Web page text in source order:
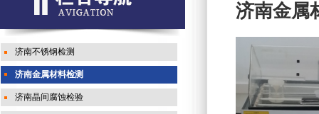
济南金属
济南不锈钢检测
济南金属材料检测
济南晶间腐蚀检验